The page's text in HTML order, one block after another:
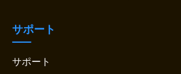
サポート
サポート